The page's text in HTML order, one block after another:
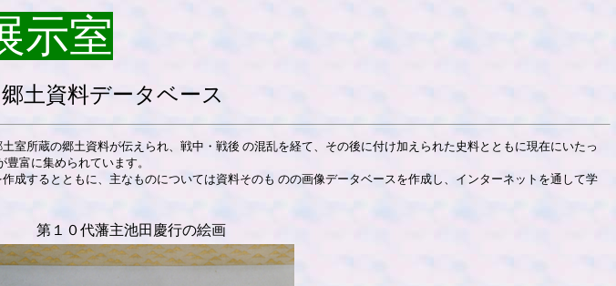
示室
土資料データベース
所蔵の郷土資料が伝えられ、戦中・戦後 の混乱を経て、その後に付け加えられた史料とともに現在にいたっ
富に集められています。
成するとともに、主なものについては資料そのも のの画像データベースを作成し、インターネットを通して学
第１０代藩主池田慶行の絵画